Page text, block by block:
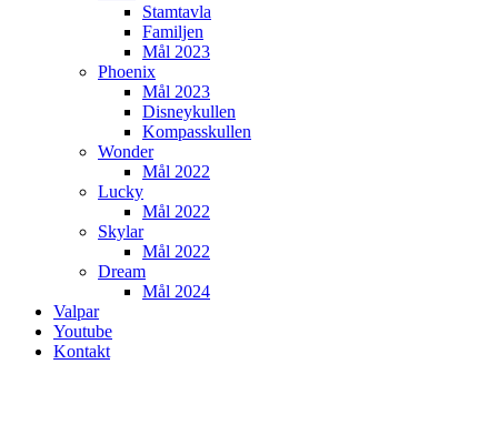
Stamtavla
Familjen
Mål 2023
Phoenix
Mål 2023
Disneykullen
Kompasskullen
Wonder
Mål 2022
Lucky
Mål 2022
Skylar
Mål 2022
Dream
Mål 2024
Valpar
Youtube
Kontakt